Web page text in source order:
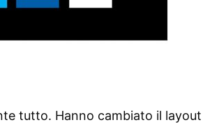
tutto. Hanno cambiato il layout